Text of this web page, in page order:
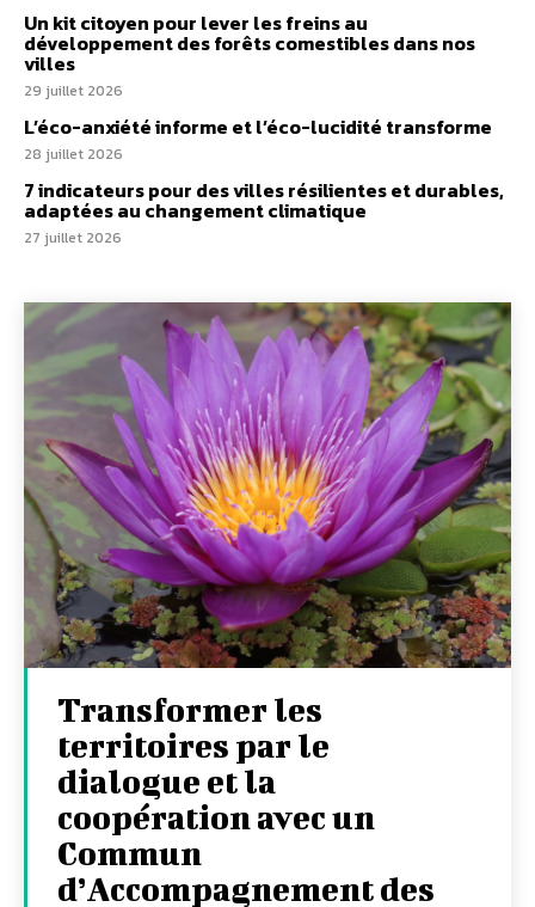
Un kit citoyen pour lever les freins au
développement des forêts comestibles dans nos
villes
29 juillet 2026
L’éco-anxiété informe et l’éco-lucidité transforme
28 juillet 2026
7 indicateurs pour des villes résilientes et durables,
adaptées au changement climatique
27 juillet 2026
Transformer les
territoires par le
dialogue et la
coopération avec un
Commun
d’Accompagnement des